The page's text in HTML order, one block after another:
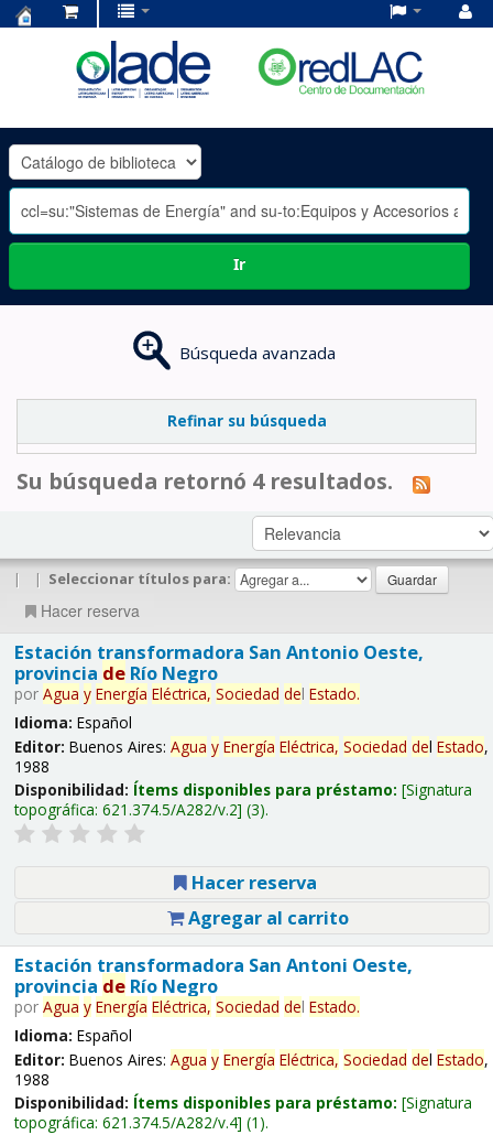
OLADE
-
Ir
Búsqueda avanzada
Refinar su búsqueda
Su búsqueda retornó 4 resultados.
| | Seleccionar títulos para:
Hacer reserva
Estación transformadora San Antonio Oeste,
provincia deRío Negro
por Agua y Energía Eléctrica, Sociedad del Estado.
Idioma: Español
Editor: Buenos Aires: Agua y Energía Eléctrica, Sociedad del Estado,
1988
Disponibilidad: Ítems disponibles para préstamo: Signatura
topográfica: 621.374.5/A282/v.2 (3).
Hacer reserva
Agregar al carrito
Estación transformadora San Antoni Oeste,
provincia deRío Negro
por Agua y Energía Eléctrica, Sociedad del Estado.
Idioma: Español
Editor: Buenos Aires: Agua y Energía Eléctrica, Sociedad del Estado,
1988
Disponibilidad: Ítems disponibles para préstamo: Signatura
topográfica: 621.374.5/A282/v.4 (1).